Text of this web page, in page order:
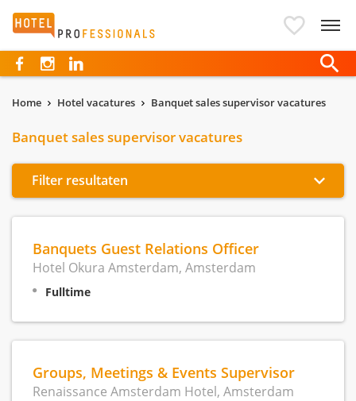
Hotelprofessionals
Home Hotel vacatures Banquet sales supervisor vacatures
Banquet sales supervisor vacatures
Filter resultaten
Banquets Guest Relations Officer
Hotel Okura Amsterdam, Amsterdam
Fulltime
Groups, Meetings & Events Supervisor
Renaissance Amsterdam Hotel, Amsterdam